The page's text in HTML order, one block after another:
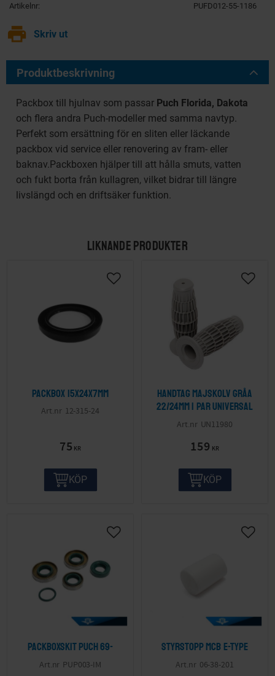
Artikelnr PUFD012-55-1186
print Skriv ut
Produktbeskrivning
Packbox till hjulnav som passar Puch Florida, Dakota
och flera andra Puch-modeller med samma navtyp.
Perfekt som ersättning för en sliten eller läckande
packbox vid service eller renovering av fram- eller
baknav.Packboxen hjälper till att hålla smuts, vatten
och fukt borta från kullagren, vilket bidrar till längre
livslängd och en driftsäker funktion.
LIKNANDE PRODUKTER
Packbox 15x24x7mm
12-315-24
75 KR
KÖP
Handtag Majskolv Gråa
22/24mm 1 par Universal
UN11980
159 KR
KÖP
Packboxskit Puch 69-
PUP003-IM
Styrstopp MCB E-type
06-38-201